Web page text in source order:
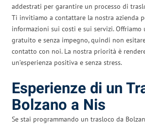
addestrati per garantire un processo di
Ti invitiamo a contattare la nostra azienda
informazioni sui costi e sui servizi. Offriamo
gratuito e senza impegno, quindi non
contatto con noi. La nostra priorità è
un’esperienza positiva e senza stress.
Esperienze di un
Bolzano a Nis
Se stai programmando un trasloco da